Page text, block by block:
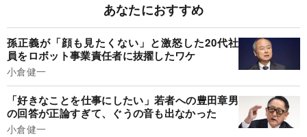
あなたにおすすめ
孫正義が「顔も見たくない」と激怒した20代社
員をロボット事業責任者に抜擢したワケ
小倉健一
「好きなことを仕事にしたい」若者への豊田章男
の回答が正論すぎて、ぐうの音も出なかった
小倉健一